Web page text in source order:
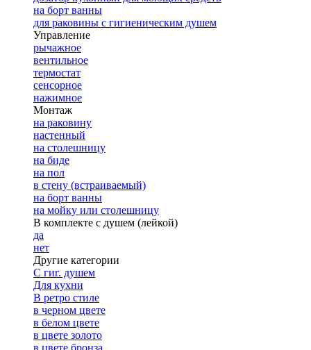
на борт ванны
для раковины с гигиеническим душем
Управление
рычажное
вентильное
термостат
сенсорное
нажимное
Монтаж
на раковину
настенный
на столешницу
на биде
на пол
в стену (встраиваемый)
на борт ванны
на мойку или столешницу
В комплекте с душем (лейкой)
да
нет
Другие категории
С гиг. душем
Для кухни
В ретро стиле
в черном цвете
в белом цвете
в цвете золото
в цвете бронза